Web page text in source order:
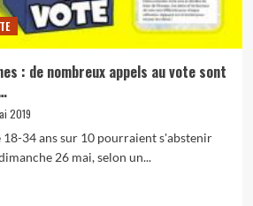
: de nombreux appels au vote sont
2019
18-34 ans sur 10 pourraient s'abstenir
26 mai, selon un...